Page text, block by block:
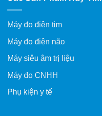
Máy đo điện tim
Máy đo điện não
Máy siêu âm trị liệu
Máy đo CNHH
Phụ kiện y tế